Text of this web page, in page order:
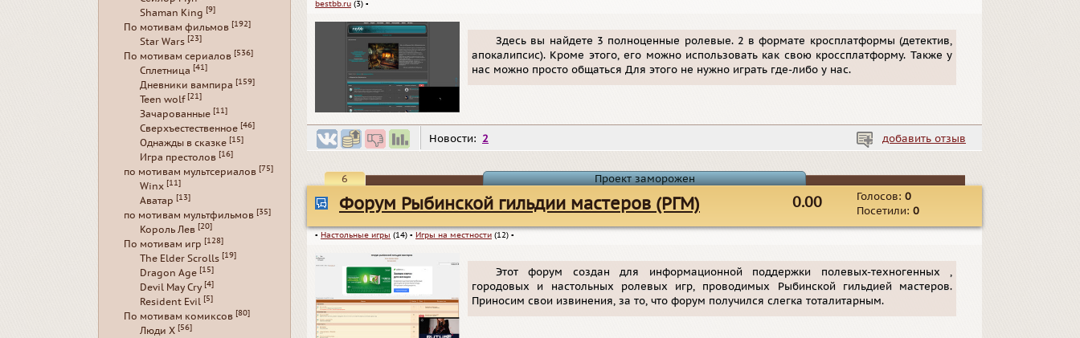
bestbb.ru (3) ▪
Здесь вы найдете 3 полноценные ролевые. 2 в формате кросплатформы (детектив,
апокалипсис). Кроме этого, его можно использовать как свою кроссплатформу. Также у
нас можно просто общаться Для этого не нужно играть где-либо у нас.
Новости: 2 добавить отзыв
Проект заморожен
6
Форум Рыбинской гильдии мастеров (РГМ) Голосов: 0
Посетили: 0
0.00
▪ Настольные игры (14) ▪ Игры на местности (12) ▪
Этот форум создан для информационной поддержки полевых-техногенных ,
городовых и настольных ролевых игр, проводимых Рыбинской гильдией мастеров.
Приносим свои извинения, за то, что форум получился слегка тоталитарным.
Shaman King [9]
По мотивам фильмов [192]
Star Wars [23]
По мотивам сериалов [536]
Сплетница [41]
Дневники вампира [159]
Teen wolf [21]
Зачарованные [11]
Сверхъестественное [46]
Однажды в сказке [15]
Игра престолов [16]
по мотивам мультсериалов [75]
Winx [11]
Аватар [13]
по мотивам мультфильмов [35]
Король Лев [20]
По мотивам игр [128]
The Elder Scrolls [19]
Dragon Age [15]
Devil May Cry [4]
Resident Evil [5]
По мотивам комиксов [80]
Люди Х [56]